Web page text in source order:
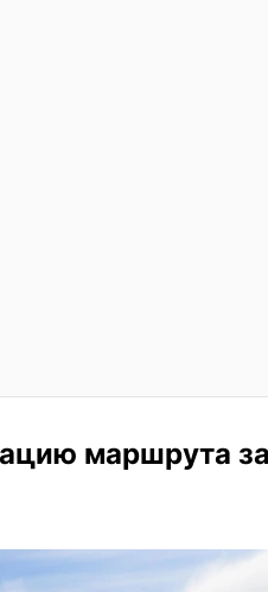
маршрута за